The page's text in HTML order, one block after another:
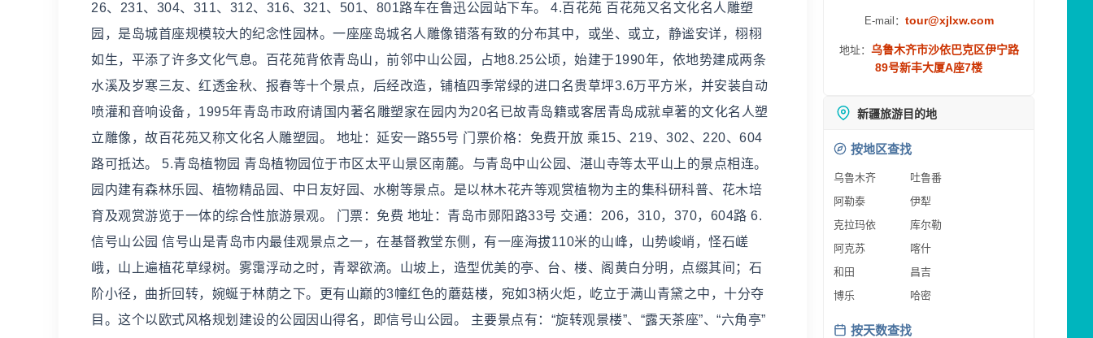
26、231、304、311、312、316、321、501、801路车在鲁迅公园站下车。 4.百花苑 百花苑又名文化名人雕塑
园，是岛城首座规模较大的纪念性园林。一座座岛城名人雕像错落有致的分布其中，或坐、或立，静谧安详，栩栩
如生，平添了许多文化气息。百花苑背依青岛山，前邻中山公园，占地8.25公顷，始建于1990年，依地势建成两条
水溪及岁寒三友、红透金秋、报春等十个景点，后经改造，铺植四季常绿的进口名贵草坪3.6万平方米，并安装自动
喷灌和音响设备，1995年青岛市政府请国内著名雕塑家在园内为20名已故青岛籍或客居青岛成就卓著的文化名人塑
立雕像，故百花苑又称文化名人雕塑园。 地址：延安一路55号 门票价格：免费开放 乘15、219、302、220、604
路可抵达。 5.青岛植物园 青岛植物园位于市区太平山景区南麓。与青岛中山公园、湛山寺等太平山上的景点相连。
园内建有森林乐园、植物精品园、中日友好园、水榭等景点。是以林木花卉等观赏植物为主的集科研科普、花木培
育及观赏游览于一体的综合性旅游景观。 门票：免费 地址：青岛市郧阳路33号 交通：206，310，370，604路 6.
信号山公园 信号山是青岛市内最佳观景点之一，在基督教堂东侧，有一座海拔110米的山峰，山势峻峭，怪石嵯
峨，山上遍植花草绿树。雾霭浮动之时，青翠欲滴。山坡上，造型优美的亭、台、楼、阁黄白分明，点缀其间；石
阶小径，曲折回转，婉蜒于林荫之下。更有山巅的3幢红色的蘑菇楼，宛如3柄火炬，屹立于满山青黛之中，十分夺
目。这个以欧式风格规划建设的公园因山得名，即信号山公园。 主要景点有：“旋转观景楼”、“露天茶座”、“六角亭”
E-mail： tour@xjlxw.com
地址： 乌鲁木齐市沙依巴克区伊宁路
89号新丰大厦A座7楼
新疆旅游目的地
按地区查找
乌鲁木齐
吐鲁番
阿勒泰
伊犁
克拉玛依
库尔勒
阿克苏
喀什
和田
昌吉
博乐
哈密
按天数查找